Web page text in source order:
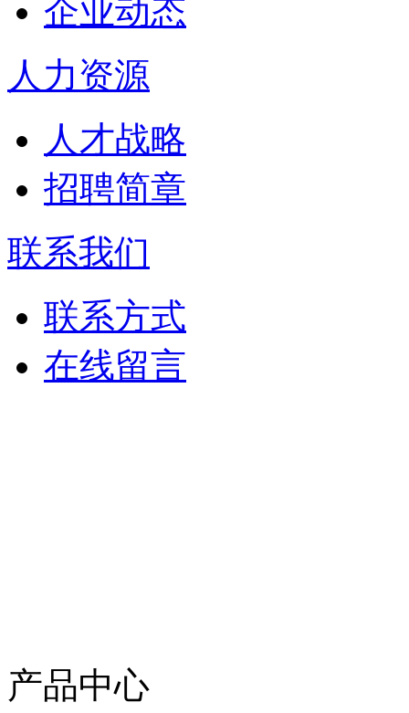
企业动态
人力资源
人才战略
招聘简章
联系我们
联系方式
在线留言
产品中心